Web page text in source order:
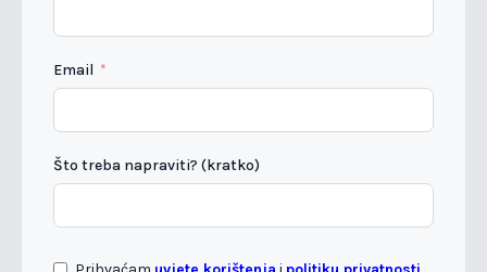
Email
Što treba napraviti? (kratko)